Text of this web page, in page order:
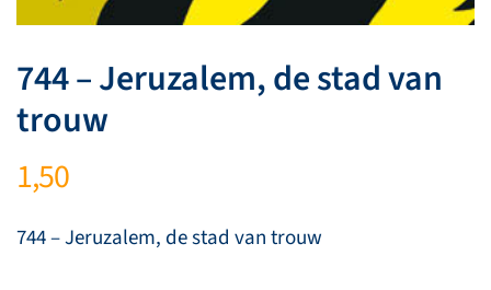
744 – Jeruzalem, de stad van
trouw
1,50
744 – Jeruzalem, de stad van trouw